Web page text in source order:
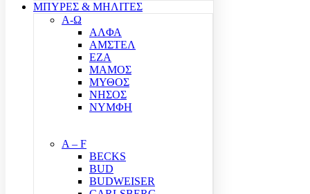
ΜΠΥΡΕΣ & ΜΗΛΙΤΕΣ
Α-Ω
ΑΛΦΑ
ΑΜΣΤΕΛ
ΕΖΑ
ΜΑΜΟΣ
ΜΥΘΟΣ
ΝΗΣΟΣ
ΝΥΜΦΗ
A – F
BECKS
BUD
BUDWEISER